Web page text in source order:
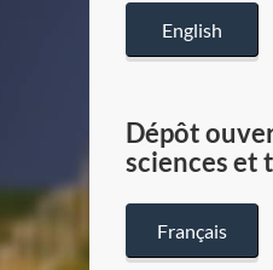
English
Dépôt
sciences et
Français